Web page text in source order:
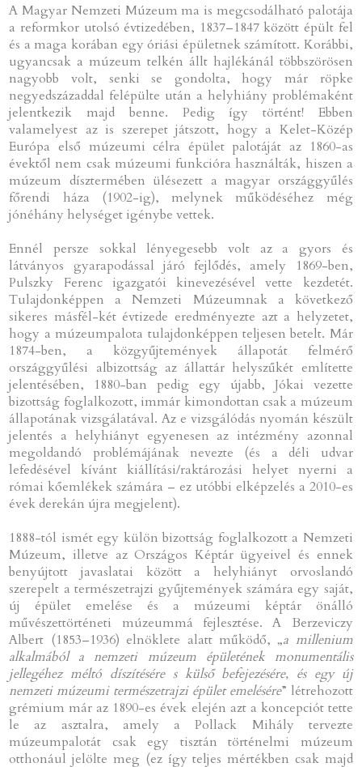
A Magyar Nemzeti Múzeum ma is megcsodálható palotája
a reformkor utolsó évtizedében, 1837–1847 között épült fel
és a maga korában egy óriási épületnek számított. Korábbi,
ugyancsak a múzeum telkén állt hajlékánál többszörösen
nagyobb volt, senki se gondolta, hogy már röpke
negyedszázaddal felépülte után a helyhiány problémaként
jelentkezik majd benne. Pedig így történt! Ebben
valamelyest az is szerepet játszott, hogy a Kelet-Közép
Európa első múzeumi célra épület palotáját az 1860-as
évektől nem csak múzeumi funkcióra használták, hiszen a
múzeum dísztermében ülésezett a magyar országgyűlés
főrendi háza (1902-ig), melynek működéséhez még
jónéhány helységet igénybe vettek.
Ennél persze sokkal lényegesebb volt az a gyors és
látványos gyarapodással járó fejlődés, amely 1869-ben,
Pulszky Ferenc igazgatói kinevezésével vette kezdetét.
Tulajdonképpen a Nemzeti Múzeumnak a következő
sikeres másfél-két évtizede eredményezte azt a helyzetet,
hogy a múzeumpalota tulajdonképpen teljesen betelt. Már
1874-ben, a közgyűjtemények állapotát felmérő
országgyűlési albizottság az állattár helyszűkét említette
jelentésében, 1880-ban pedig egy újabb, Jókai vezette
bizottság foglalkozott, immár kimondottan csak a múzeum
állapotának vizsgálatával. Az e vizsgálódás nyomán készült
jelentés a helyhiányt egyenesen az intézmény azonnal
megoldandó problémájának nevezte (és a déli udvar
lefedésével kívánt kiállítási/raktározási helyet nyerni a
római kőemlékek számára – ez utóbbi elképzelés a 2010-es
évek derekán újra megjelent).
1888-tól ismét egy külön bizottság foglalkozott a Nemzeti
Múzeum, illetve az Országos Képtár ügyeivel és ennek
benyújtott javaslatai között a helyhiányt orvoslandó
szerepelt a természetrajzi gyűjtemények számára egy saját,
új épület emelése és a múzeumi képtár önálló
művészettörténeti múzeummá fejlesztése. A Berzeviczy
Albert (1853–1936) elnöklete alatt működő, „a millenium
alkalmából a nemzeti múzeum épületének monumentális
jellegéhez méltó díszítésére s külső befejezésére, és egy új
nemzeti múzeumi természetrajzi épület emelésére” létrehozott
grémium már az 1890-es évek elején azt a koncepciót tette
le az asztalra, amely a Pollack Mihály tervezte
múzeumpalotát csak egy tisztán történelmi múzeum
otthonául jelölte meg (ez így teljes mértékben csak majd